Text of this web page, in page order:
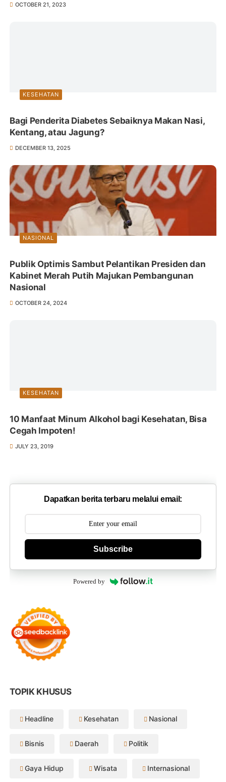
OCTOBER 21, 2023
KESEHATAN
Bagi Penderita Diabetes Sebaiknya Makan Nasi,
Kentang, atau Jagung?
DECEMBER 13, 2025
NASIONAL
Publik Optimis Sambut Pelantikan Presiden dan
Kabinet Merah Putih Majukan Pembangunan
Nasional
OCTOBER 24, 2024
KESEHATAN
10 Manfaat Minum Alkohol bagi Kesehatan, Bisa
Cegah Impoten!
JULY 23, 2019
Dapatkan berita terbaru melalui email:
Subscribe
Powered by
TOPIK KHUSUS
Headline Kesehatan Nasional
Bisnis Daerah Politik
Gaya Hidup Wisata Internasional